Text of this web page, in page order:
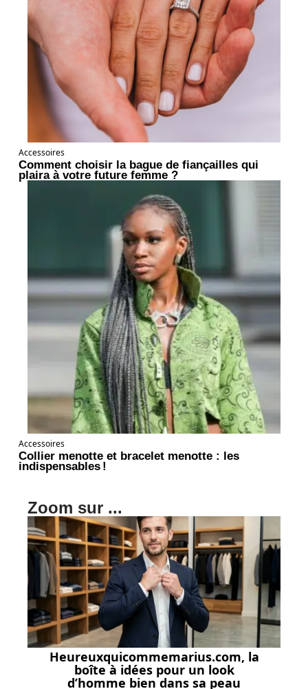
Accessoires
Comment choisir la bague de fiançailles qui
plaira à votre future femme ?
Accessoires
Collier menotte et bracelet menotte : les
indispensables !
Zoom sur ...
Heureuxquicommemarius.com, la
boîte à idées pour un look
d’homme bien dans sa peau